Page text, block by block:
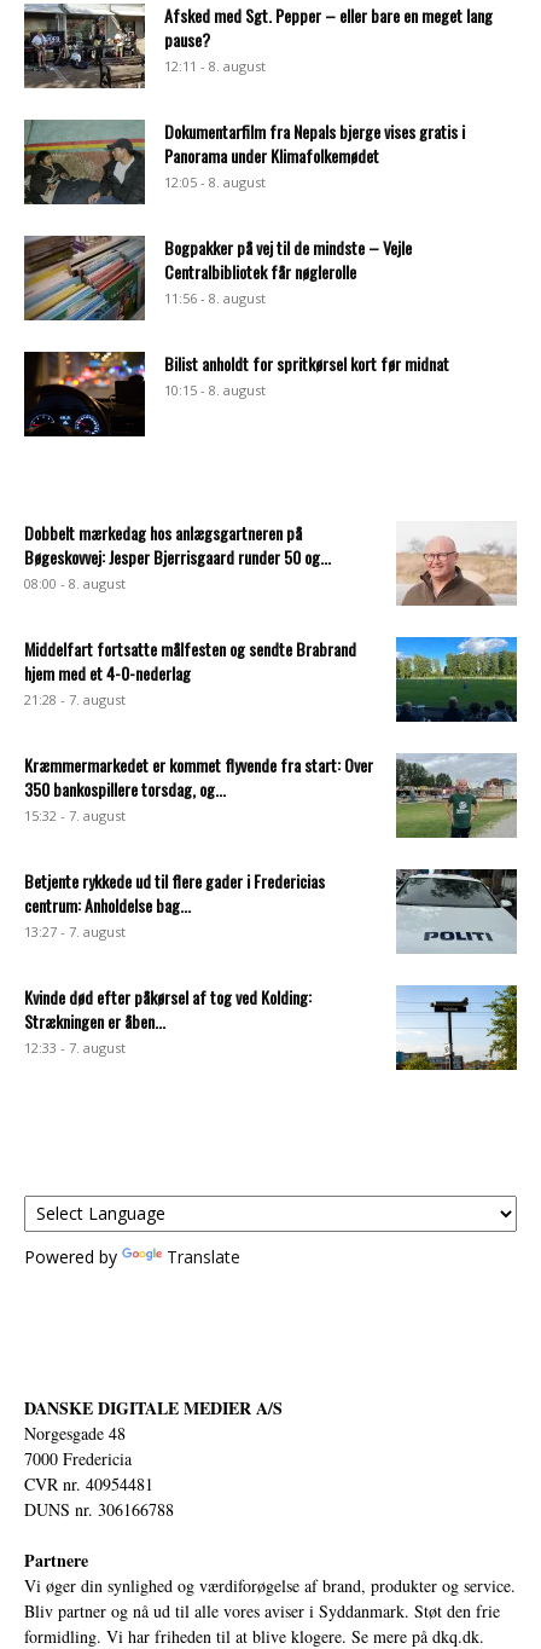
Afsked med Sgt. Pepper – eller bare en meget lang
pause?
12:11 - 8. august
Dokumentarfilm fra Nepals bjerge vises gratis i
Panorama under Klimafolkemødet
12:05 - 8. august
Bogpakker på vej til de mindste – Vejle
Centralbibliotek får nøglerolle
11:56 - 8. august
Bilist anholdt for spritkørsel kort før midnat
10:15 - 8. august
Dobbelt mærkedag hos anlægsgartneren på
Bøgeskovvej: Jesper Bjerrisgaard runder 50 og...
08:00 - 8. august
Middelfart fortsatte målfesten og sendte Brabrand
hjem med et 4-0-nederlag
21:28 - 7. august
Kræmmermarkedet er kommet flyvende fra start: Over
350 bankospillere torsdag, og...
15:32 - 7. august
Betjente rykkede ud til flere gader i Fredericias
centrum: Anholdelse bag...
13:27 - 7. august
Kvinde død efter påkørsel af tog ved Kolding:
Strækningen er åben...
12:33 - 7. august
Powered by Translate
DANSKE DIGITALE MEDIER A/S
Norgesgade 48
7000 Fredericia
CVR nr. 40954481
DUNS nr. 306166788
Partnere
Vi øger din synlighed og værdiforøgelse af brand, produkter og service.
Bliv partner og nå ud til alle vores aviser i Syddanmark. Støt den frie
formidling. Vi har friheden til at blive klogere. Se mere på dkq.dk.